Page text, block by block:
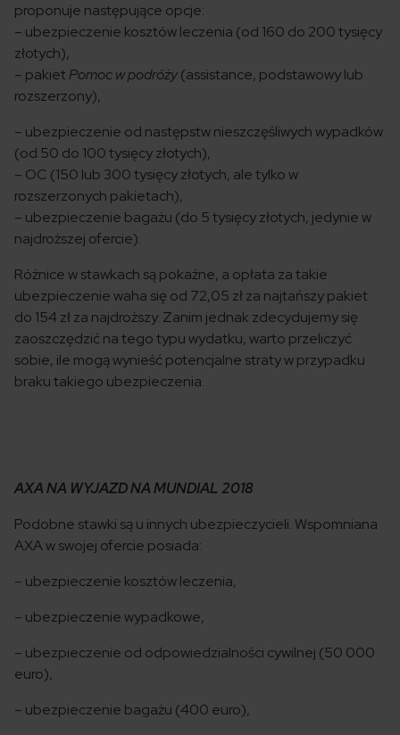
proponuje następujące opcje:
– ubezpieczenie kosztów leczenia (od 160 do 200 tysięcy
złotych),
– pakietPomoc w podróży(assistance, podstawowy lub
rozszerzony),
– ubezpieczenie od następstw nieszczęśliwych wypadków
(od 50 do 100 tysięcy złotych),
– OC (150 lub 300 tysięcy złotych, ale tylko w
rozszerzonych pakietach),
– ubezpieczenie bagażu (do 5 tysięcy złotych, jedynie w
najdroższej ofercie).
Różnice w stawkach są pokaźne, a opłata za takie
ubezpieczenie waha się od 72,05 zł za najtańszy pakiet
do 154 zł za najdroższy. Zanim jednak zdecydujemy się
zaoszczędzić na tego typu wydatku, warto przeliczyć
sobie, ile mogą wynieść potencjalne straty w przypadku
braku takiego ubezpieczenia.
AXA NA WYJAZD NA MUNDIAL 2018
Podobne stawki są u innych ubezpieczycieli. Wspomniana
AXA w swojej ofercie posiada:
– ubezpieczenie kosztów leczenia,
– ubezpieczenie wypadkowe,
– ubezpieczenie od odpowiedzialności cywilnej (50 000
euro),
– ubezpieczenie bagażu (400 euro),